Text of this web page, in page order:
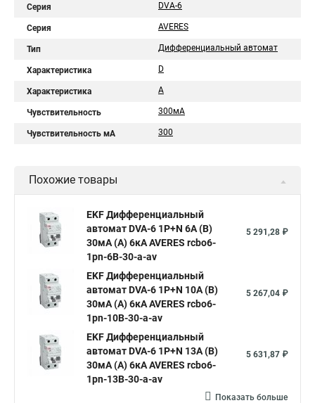
Серия DVA-6
Серия AVERES
Тип Дифференциальный автомат
Характеристика D
Характеристика A
Чувствительность 300мА
Чувствительность мА 300
Похожие товары
EKF Дифференциальный
автомат DVA-6 1P+N 6А (B)
30мА (A) 6кА AVERES rcbo6-
1pn-6B-30-a-av
5 291,28 ₽
EKF Дифференциальный
автомат DVA-6 1P+N 10А (B)
30мА (A) 6кА AVERES rcbo6-
1pn-10B-30-a-av
5 267,04 ₽
EKF Дифференциальный
автомат DVA-6 1P+N 13А (B)
30мА (A) 6кА AVERES rcbo6-
1pn-13B-30-a-av
5 631,87 ₽
Показать больше